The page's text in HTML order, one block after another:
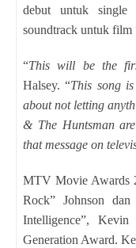
debut untuk single
soundtrack untuk film
“This will be the
Halsey. “This song
about not letting
& The Huntsman
that message on
MTV Movie Awards
Rock” Johnson
Intelligence”,
Generation Award.